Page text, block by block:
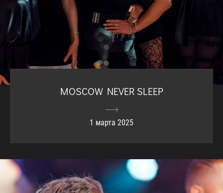
MOSCOW NEVER SLEEP
1 марта 2025